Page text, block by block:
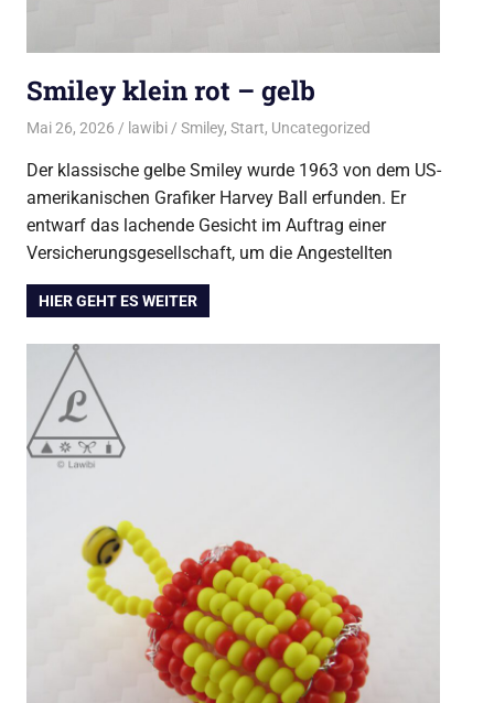
Smiley klein rot – gelb
Mai 26, 2026 lawibi Smiley, Start, Uncategorized
Der klassische gelbe Smiley wurde 1963 von dem US-
amerikanischen Grafiker Harvey Ball erfunden. Er
entwarf das lachende Gesicht im Auftrag einer
Versicherungsgesellschaft, um die Angestellten
HIER GEHT ES WEITER